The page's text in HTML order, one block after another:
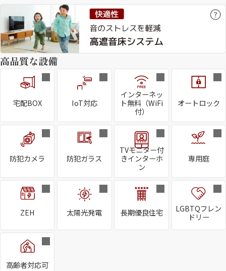
高品質な設備
宅配BOX IoT対応
インターネッ
ト無料（WiFi
付）
オートロック
防犯カメラ 防犯ガラス
TVモニター付
きインターホ
ン
専用庭
ZEH 太陽光発電 長期優良住宅
LGBTQフレン
ドリー
高齢者対応可